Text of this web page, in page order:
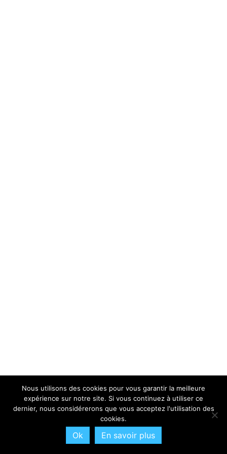
Nous utilisons des cookies pour vous garantir la meilleure
expérience sur notre site. Si vous continuez à utiliser ce
dernier, nous considérerons que vous acceptez l'utilisation des
cookies.
Ok En savoir plus